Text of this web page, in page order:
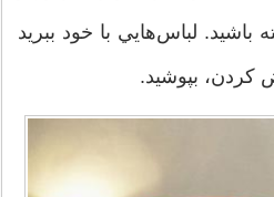
باشيد. لباس‌هايي با خود ببريد